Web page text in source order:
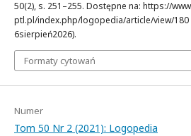
50(2), s. 251–255. Dostępne na: https://
ptl.pl/index.php/logopedia/article/view/
6sierpień2026).
Formaty cytowań
Numer
Tom 50 Nr 2 (2021): Logopedia